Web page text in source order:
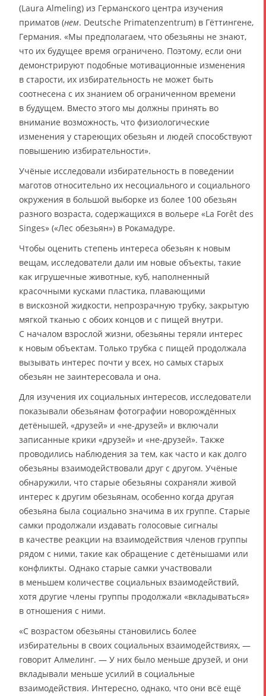
(Laura Almeling) из Германского центра изучения
приматов (нем. Deutsche Primatenzentrum) в Гёттингене,
Германия. «Мы предполагаем, что обезьяны не знают,
что их будущее время ограничено. Поэтому, если они
демонстрируют подобные мотивационные изменения
в старости, их избирательность не может быть
соотнесена с их знанием об ограниченном времени
в будущем. Вместо этого мы должны принять во
внимание возможность, что физиологические
изменения у стареющих обезьян и людей способствуют
повышению избирательности».
Учёные исследовали избирательность в поведении
маготов относительно их несоциального и социального
окружения в большой выборке из более 100 обезьян
разного возраста, содержащихся в вольере «La Forêt des
Singes» («Лес обезьян») в Рокамадуре.
Чтобы оценить степень интереса обезьян к новым
вещам, исследователи дали им новые объекты, такие
как игрушечные животные, куб, наполненный
красочными кусками пластика, плавающими
в вискозной жидкости, непрозрачную трубку, закрытую
мягкой тканью с обоих концов и с пищей внутри.
С началом взрослой жизни, обезьяны теряли интерес
к новым объектам. Только трубка с пищей продолжала
вызывать интерес почти у всех, но самых старых
обезьян не заинтересовала и она.
Для изучения их социальных интересов, исследователи
показывали обезьянам фотографии новорождённых
детёнышей, «друзей» и «не-друзей» и включали
записанные крики «друзей» и «не-друзей». Также
проводились наблюдения за тем, как часто и как долго
обезьяны взаимодействовали друг с другом. Учёные
обнаружили, что старые обезьяны сохраняли живой
интерес к другим обезьянам, особенно когда другая
обезьяна была социально значима в их группе. Старые
самки продолжали издавать голосовые сигналы
в качестве реакции на взаимодействия членов группы
рядом с ними, такие как обращение с детёнышами или
конфликты. Однако старые самки участвовали
в меньшем количестве социальных взаимодействий,
хотя другие члены группы продолжали «вкладываться»
в отношения с ними.
«С возрастом обезьяны становились более
избирательны в своих социальных взаимодействиях, —
говорит Алмелинг. — У них было меньше друзей, и они
вкладывали меньше усилий в социальные
взаимодействия. Интересно, однако, что они всё ещё